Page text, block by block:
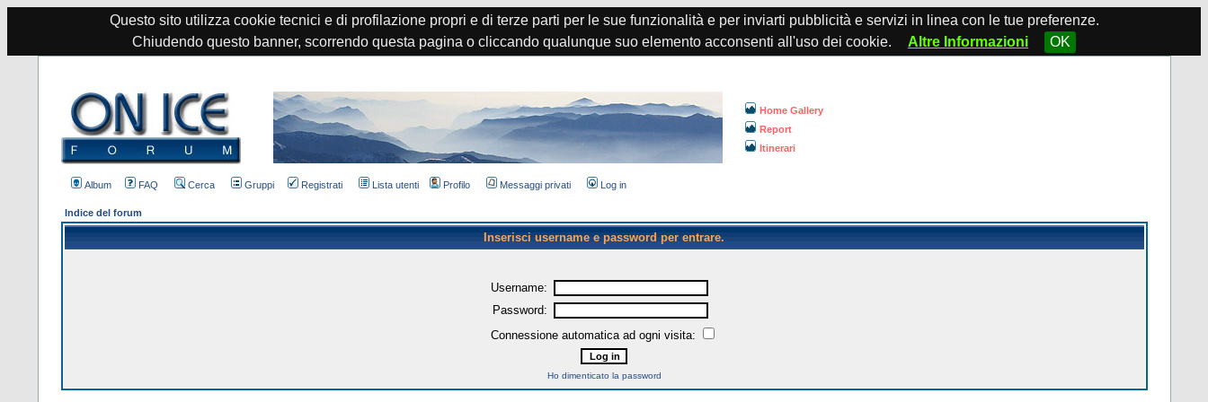
Questo sito utilizza cookie tecnici e di profilazione propri e di terze parti per le sue funzionalità e per inviarti pubblicità e servizi in linea con le tue preferenze.
Chiudendo questo banner, scorrendo questa pagina o cliccando qualunque suo elemento acconsenti all'uso dei cookie.
Altre Informazioni OK
Home Gallery
Report
Itinerari
Album FAQ Cerca Gruppi Registrati Lista utenti Profilo Messaggi privati Log in
Indice del forum
Inserisci username e password per entrare.
Username:
Password:
Connessione automatica ad ogni visita:
Ho dimenticato la password